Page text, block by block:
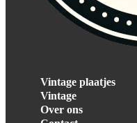
Vintage plaatjes
Vintage
Over ons